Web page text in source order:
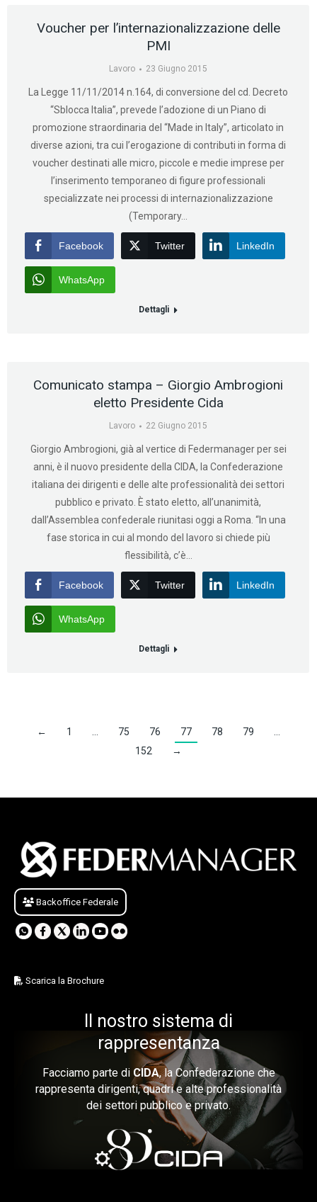
Voucher per l’internazionalizzazione delle
PMI
Lavoro 23 Giugno 2015
La Legge 11/11/2014 n.164, di conversione del cd. Decreto
“Sblocca Italia”, prevede l’adozione di un Piano di
promozione straordinaria del “Made in Italy”, articolato in
diverse azioni, tra cui l’erogazione di contributi in forma di
voucher destinati alle micro, piccole e medie imprese per
l’inserimento temporaneo di figure professionali
specializzate nei processi di internazionalizzazione
(Temporary…
Facebook Twitter LinkedIn
WhatsApp
Dettagli
Comunicato stampa – Giorgio Ambrogioni
eletto Presidente Cida
Lavoro 22 Giugno 2015
Giorgio Ambrogioni, già al vertice di Federmanager per sei
anni, è il nuovo presidente della CIDA, la Confederazione
italiana dei dirigenti e delle alte professionalità dei settori
pubblico e privato. È stato eletto, all’unanimità,
dall’Assemblea confederale riunitasi oggi a Roma. “In una
fase storica in cui al mondo del lavoro si chiede più
flessibilità, c’è…
Facebook Twitter LinkedIn
WhatsApp
Dettagli
← 1 75 76 77 78 79
152
→
Backoffice Federale
Scarica la Brochure
Il nostro sistema di
rappresentanza
Facciamo parte di CIDA, la Confederazione che
rappresenta dirigenti, quadri e alte professionalità
dei settori pubblico e privato.